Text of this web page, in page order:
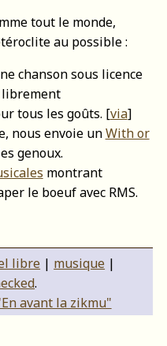
tout le monde,
au possible :
chanson sous licence
librement
tous les goûts. [via]
nous envoie unWith or
genoux.
montrant
le boeuf avec RMS.
libre | musique |
.
avant la zikmu"